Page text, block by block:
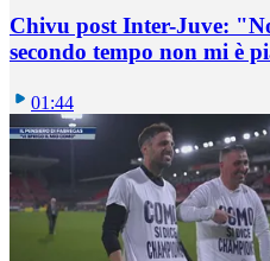
Chivu post Inter-Juve:
secondo tempo non mi è
01:44